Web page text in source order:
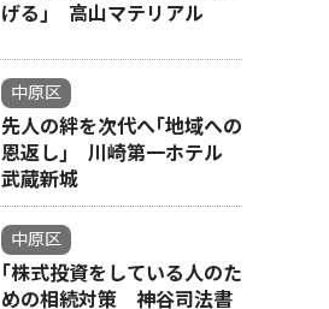
げる｣ 高山マテリアル
中原区
先人の絆を次代へ｢地域への
恩返し｣ 川崎第一ホテル
武蔵新城
中原区
｢株式投資をしている人のた
めの相続対策 神谷司法書